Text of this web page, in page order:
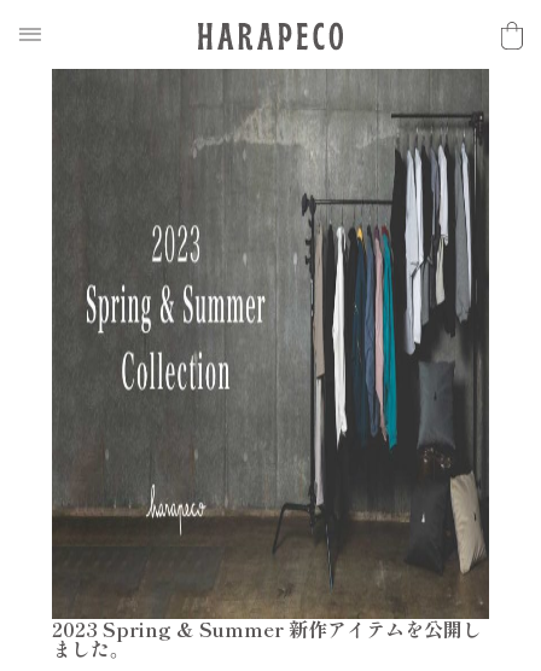
2023 Spring & Summer 新作アイテム公開
2023 Spring & Summer 新作アイテムを公開し
ました。